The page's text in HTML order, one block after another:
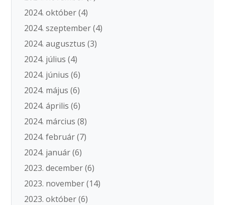
2024. október(4)
2024. szeptember(4)
2024. augusztus (3)
2024. július (4)
2024. június (6)
2024. május (6)
2024. április (6)
2024. március (8)
2024. február(7)
2024. január(6)
2023. december(6)
2023. november(14)
2023. október(6)